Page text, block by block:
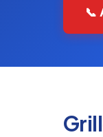
📞